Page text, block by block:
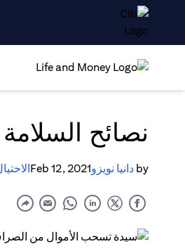
نصائح
by دانيا نويزوFeb 12, 2021